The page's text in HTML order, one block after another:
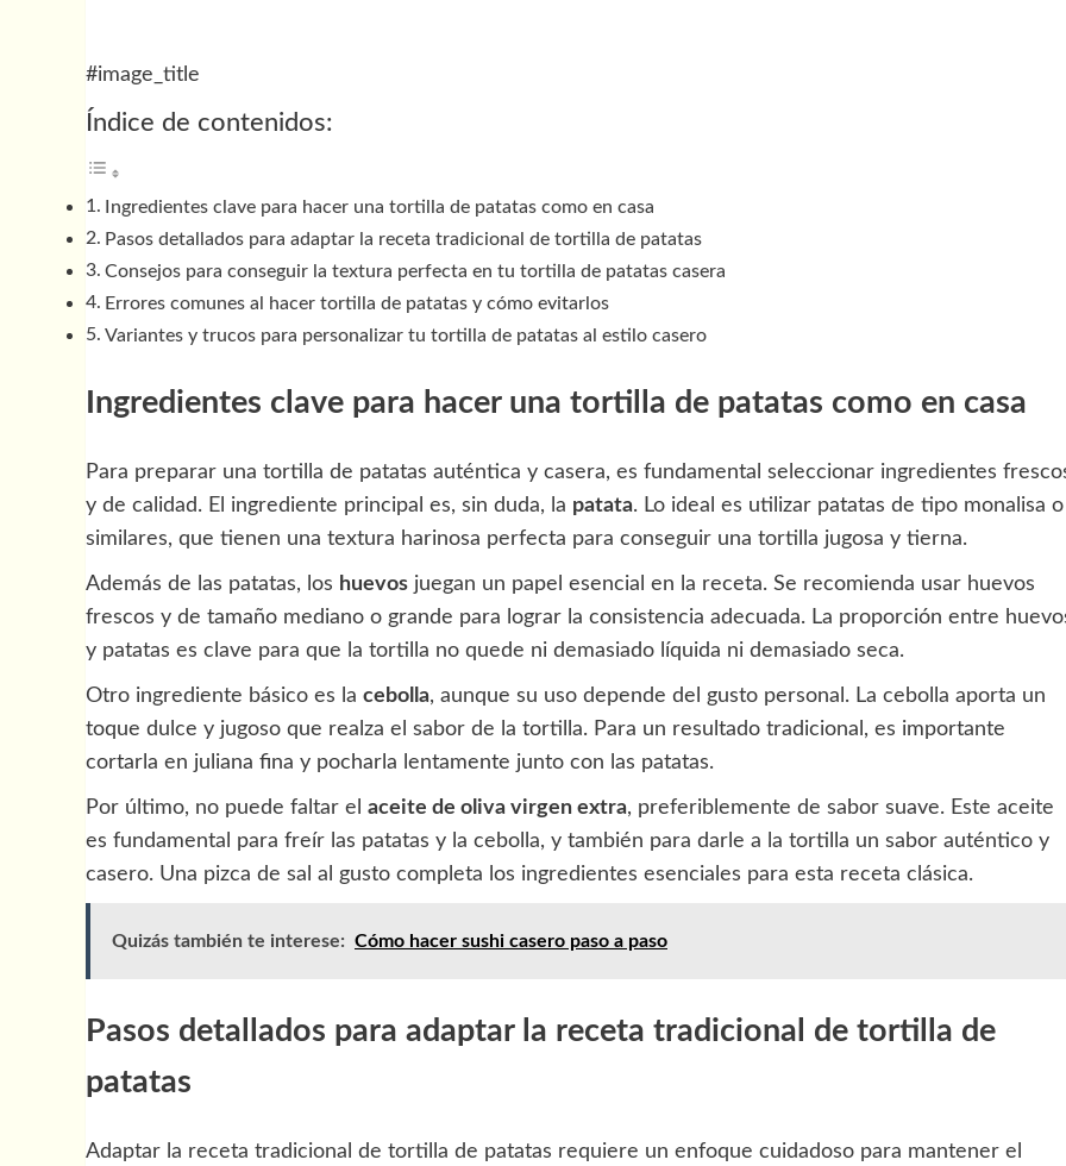
#image_title
Índice de contenidos:
Ingredientes clave para hacer una tortilla de patatas como en casa
Pasos detallados para adaptar la receta tradicional de tortilla de patatas
Consejos para conseguir la textura perfecta en tu tortilla de patatas casera
Errores comunes al hacer tortilla de patatas y cómo evitarlos
Variantes y trucos para personalizar tu tortilla de patatas al estilo casero
Ingredientes clave para hacer una tortilla de patatas como en casa
Para preparar una tortilla de patatas auténtica y casera, es fundamental seleccionar ingredientes
y de calidad. El ingrediente principal es, sin duda, la patata. Lo ideal es utilizar patatas de tipo monalisa o
similares, que tienen una textura harinosa perfecta para conseguir una tortilla jugosa y tierna.
Además de las patatas, los huevos juegan un papel esencial en la receta. Se recomienda usar huevos
frescos y de tamaño mediano o grande para lograr la consistencia adecuada. La proporción entre
y patatas es clave para que la tortilla no quede ni demasiado líquida ni demasiado seca.
Otro ingrediente básico es la cebolla, aunque su uso depende del gusto personal. La cebolla aporta un
toque dulce y jugoso que realza el sabor de la tortilla. Para un resultado tradicional, es importante
cortarla en juliana fina y pocharla lentamente junto con las patatas.
Por último, no puede faltar el aceite de oliva virgen extra, preferiblemente de sabor suave. Este aceite
es fundamental para freír las patatas y la cebolla, y también para darle a la tortilla un sabor auténtico y
casero. Una pizca de sal al gusto completa los ingredientes esenciales para esta receta clásica.
Quizás también te interese: Cómo hacer sushi casero paso a paso
Pasos detallados para adaptar la receta tradicional de tortilla de
patatas
Adaptar la receta tradicional de tortilla de patatas requiere un enfoque cuidadoso para mantener el